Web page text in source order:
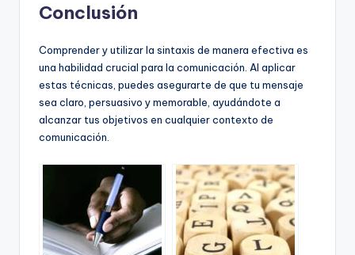
Conclusión
Comprender y utilizar la sintaxis de manera efectiva es
una habilidad crucial para la comunicación. Al aplicar
estas técnicas, puedes asegurarte de que tu mensaje
sea claro, persuasivo y memorable, ayudándote a
alcanzar tus objetivos en cualquier contexto de
comunicación.